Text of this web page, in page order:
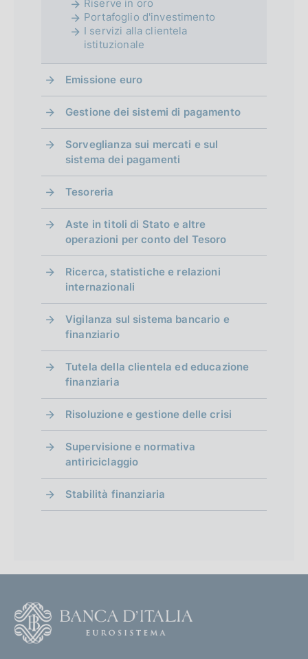
Riserve in oro
Portafoglio d'investimento
I servizi alla clientela
istituzionale
Emissione euro
Gestione dei sistemi di pagamento
Sorveglianza sui mercati e sul
sistema dei pagamenti
Tesoreria
Aste in titoli di Stato e altre
operazioni per conto del Tesoro
Ricerca, statistiche e relazioni
internazionali
Vigilanza sul sistema bancario e
finanziario
Tutela della clientela ed educazione
finanziaria
Risoluzione e gestione delle crisi
Supervisione e normativa
antiriciclaggio
Stabilità finanziaria